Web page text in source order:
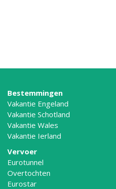
Bestemmingen
Vakantie Engeland
Vakantie Schotland
Vakantie Wales
Vakantie Ierland
Vervoer
Eurotunnel
Overtochten
Eurostar